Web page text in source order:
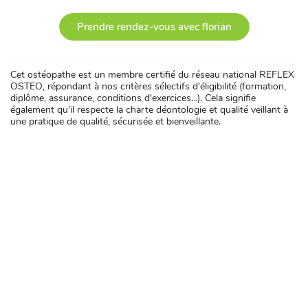
Prendre rendez-vous avec florian
Cet ostéopathe est un membre certifié du réseau national REFLEX
OSTEO, répondant à nos critères sélectifs d'éligibilité (formation,
diplôme, assurance, conditions d'exercices...). Cela signifie
également qu'il respecte la charte déontologie et qualité veillant à
une pratique de qualité, sécurisée et bienveillante.